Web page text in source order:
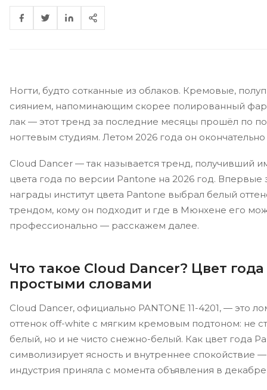
Ногти, будто сотканные из облаков. Кремовые,
сиянием, напоминающим скорее полированный
лак — этот тренд за последние месяцы прошёл по
ногтевым студиям. Летом 2026 года он
Cloud Dancer — так называется тренд, получивший
цвета года по версии Pantone на 2026 год. Впервые
награды институт цвета Pantone выбрал белый
трендом, кому он подходит и где в Мюнхене его
профессионально — расскажем далее.
Что такое Cloud Dancer? Цвет
простыми словами
Cloud Dancer, официально PANTONE 11-4201, — это
оттенок off-white с мягким кремовым подтоном: не
белый, но и не чисто снежно-белый. Как цвет года
символизирует ясность и внутреннее спокойствие
индустрия приняла с момента объявления в